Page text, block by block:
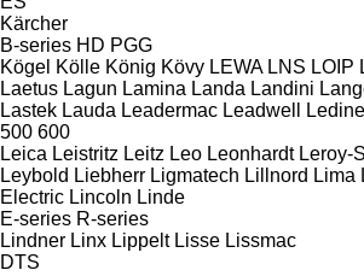
Kärcher
B-series HD PGG
Kögel Kölle König Kövy LEWA LNS LOIP
Laetus Lagun Lamina Landa Landini
Lastek Lauda Leadermac Leadwell
500 600
Leica Leistritz Leitz Leo Leonhardt Leroy-
Leybold Liebherr Ligmatech Lillnord Lima
Electric Lincoln Linde
E-series R-series
Lindner Linx Lippelt Lisse Lissmac
DTS